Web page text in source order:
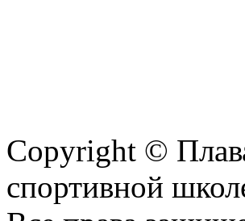
Copyright ©
спортивной